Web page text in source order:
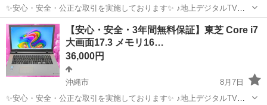
✨安心・安全・公正な取引を実施しております✨ ♪地上デジタルTVチ
ューナー♪ ☑️テレビ番組をパソコンで観れる・撮れる！ ☑️電子番組表
対応！ 録画予約もＯＫ！ ☑️オプション 500円 ◉お客様の目の前で新
品...
沖縄 沖縄市 ノートパソコン 動画
【安心・安全・3年間無料保証】東芝 Core i7
大画面17.3 メモリ16…
36,000円
沖縄市
8月7日
✨安心・安全・公正な取引を実施しております✨ ♪地上デジタルTVチ